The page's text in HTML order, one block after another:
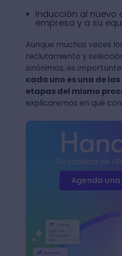
Inducción al nuevo
empresa y a su
Aunque muchas veces
reclutamiento y
sinónimos, es
cada uno es una de
etapas del mismo
explicaremos en qué
Agenda